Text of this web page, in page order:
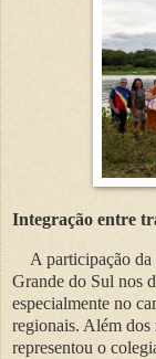
Integração entre
A participação
Grande do Sul nos
especialmente no
regionais. Além
representou o